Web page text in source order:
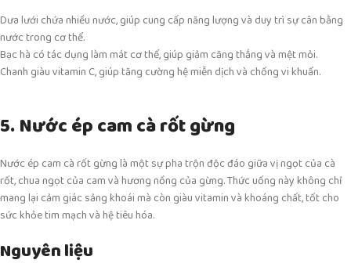
Dưa lưới chứa nhiều nước, giúp cung cấp năng lượng và duy trì sự cân bằng
nước trong cơ thể.
Bạc hà có tác dụng làm mát cơ thể, giúp giảm căng thẳng và mệt mỏi.
Chanh giàu vitamin C, giúp tăng cường hệ miễn dịch và chống vi khuẩn.
5. Nước ép cam cà rốt gừng
Nước ép cam cà rốt gừng là một sự pha trộn độc đáo giữa vị ngọt của cà
rốt, chua ngọt của cam và hương nồng của gừng. Thức uống này không chỉ
mang lại cảm giác sảng khoái mà còn giàu vitamin và khoáng chất, tốt cho
sức khỏe tim mạch và hệ tiêu hóa.
Nguyên liệu